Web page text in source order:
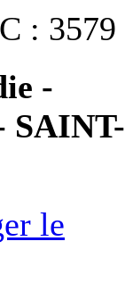
: 3579
-
SAINT-
le